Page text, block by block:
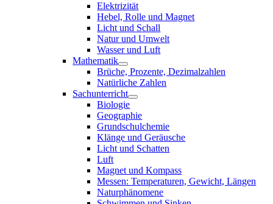
Elektrizität
Hebel, Rolle und Magnet
Licht und Schall
Natur und Umwelt
Wasser und Luft
Mathematik
Brüche, Prozente, Dezimalzahlen
Natürliche Zahlen
Sachunterricht
Biologie
Geographie
Grundschulchemie
Klänge und Geräusche
Licht und Schatten
Luft
Magnet und Kompass
Messen: Temperaturen, Gewicht, Längen
Naturphänomene